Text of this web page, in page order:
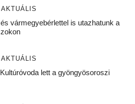
vármegyebérlettel is utazhatunk a
lett a gyöngyösoroszi